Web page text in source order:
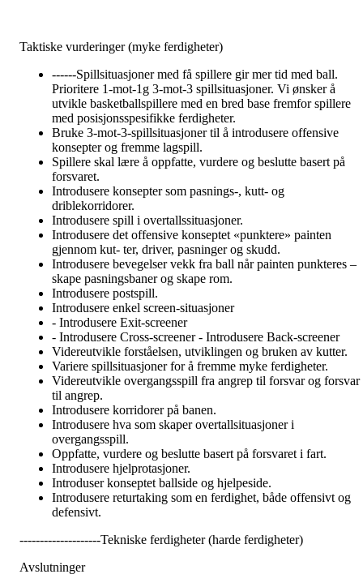
Taktiske vurderinger (myke ferdigheter)
------Spillsituasjoner med få spillere gir mer tid med ball.
Prioritere 1-mot-1g 3-mot-3 spillsituasjoner. Vi ønsker å
utvikle basketballspillere med en bred base fremfor spillere
med posisjonsspesifikke ferdigheter.
Bruke 3-mot-3-spillsituasjoner til å introdusere offensive
konsepter og fremme lagspill.
Spillere skal lære å oppfatte, vurdere og beslutte basert på
forsvaret.
Introdusere konsepter som pasnings-, kutt- og
driblekorridorer.
Introdusere spill i overtallssituasjoner.
Introdusere det offensive konseptet «punktere» painten
gjennom kut- ter, driver, pasninger og skudd.
Introdusere bevegelser vekk fra ball når painten punkteres –
skape pasningsbaner og skape rom.
Introdusere postspill.
Introdusere enkel screen-situasjoner
- Introdusere Exit-screener
- Introdusere Cross-screener - Introdusere Back-screener
Videreutvikle forståelsen, utviklingen og bruken av kutter.
Variere spillsituasjoner for å fremme myke ferdigheter.
Videreutvikle overgangsspill fra angrep til forsvar og forsvar
til angrep.
Introdusere korridorer på banen.
Introdusere hva som skaper overtallsituasjoner i
overgangsspill.
Oppfatte, vurdere og beslutte basert på forsvaret i fart.
Introdusere hjelprotasjoner.
Introduser konseptet ballside og hjelpeside.
Introdusere returtaking som en ferdighet, både offensivt og
defensivt.
--------------------Tekniske ferdigheter (harde ferdigheter)
Avslutninger